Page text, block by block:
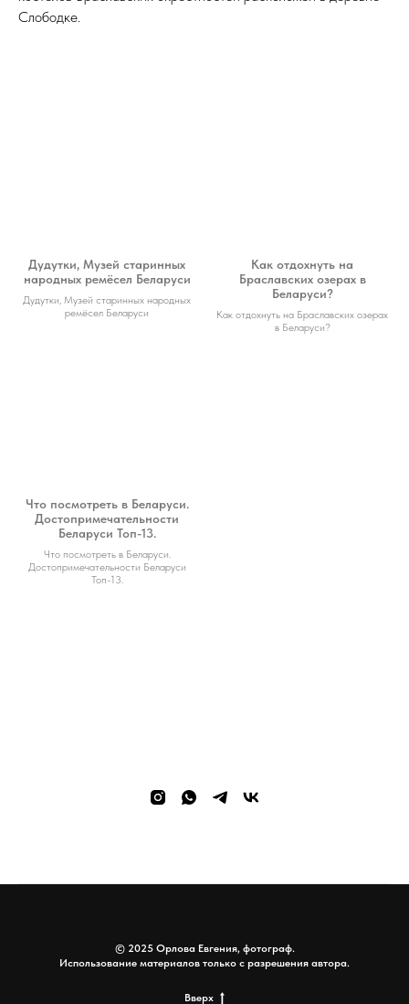
Слободке.
Дудутки, Музей старинных
народных ремёсел Беларуси
Дудутки, Музей старинных народных
ремёсел Беларуси
Как отдохнуть на
Браславских озерах в
Беларуси?
Как отдохнуть на Браславских озерах
в Беларуси?
Что посмотреть в Беларуси.
Достопримечательности
Беларуси Топ-13.
Что посмотреть в Беларуси.
Достопримечательности Беларуси
Топ-13.
© 2025 Орлова Евгения, фотограф.
Использование материалов только с разрешения автора.
Вверх